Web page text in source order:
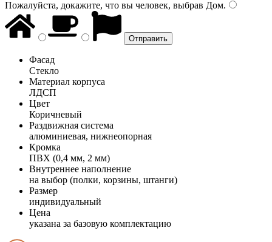
Пожалуйста, докажите, что вы человек, выбрав Дом.
Фасад
Стекло
Материал корпуса
ЛДСП
Цвет
Коричневый
Раздвижная система
алюминиевая, нижнеопорная
Кромка
ПВХ (0,4 мм, 2 мм)
Внутреннее наполнение
на выбор (полки, корзины, штанги)
Размер
индивидуальный
Цена
указана за базовую комплектацию